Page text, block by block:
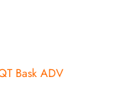
Bask ADV